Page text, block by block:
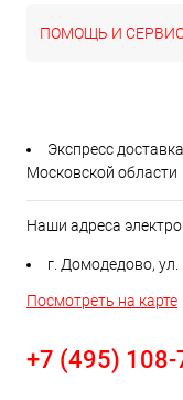
ПОМОЩЬ И
Экспресс
Московской области
Наши адреса
г. Домодедово,
Посмотреть на карте
+7 (495) 108-